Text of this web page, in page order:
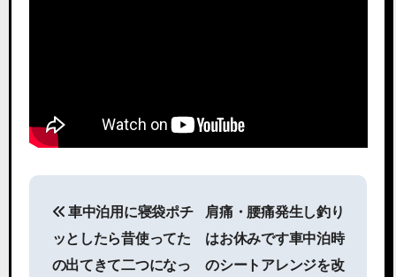
投
稿
ナ
車中泊用に寝袋ポチ
ッとしたら昔使ってた
の出てきて二つになっ
肩痛・腰痛発生し釣り
はお休みです車中泊時
のシートアレンジを改